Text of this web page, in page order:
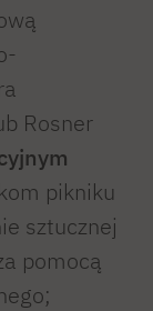
Rosner
pikniku
sztucznej
pomocą